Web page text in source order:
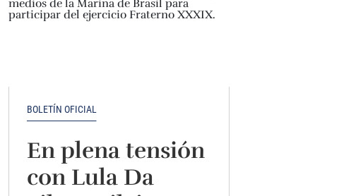
BOLETÍN OFICIAL
En plena tensión
con Lula Da